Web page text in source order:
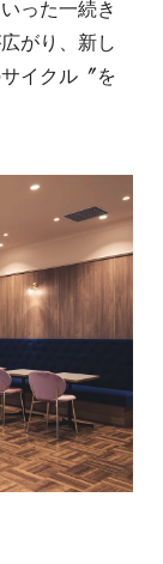
った一続き
がり、新し
イクル〞を